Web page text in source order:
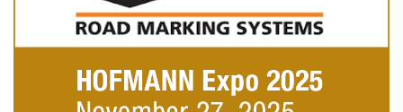
Helios Resins | Atcoat